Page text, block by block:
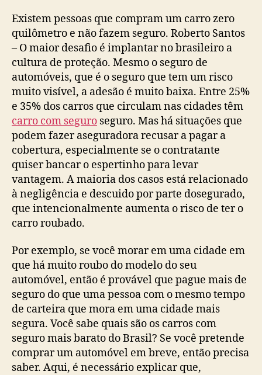
Existem pessoas que compram um carro zero
quilômetro e não fazem seguro. Roberto Santos
– O maior desafio é implantar no brasileiro a
cultura de proteção. Mesmo o seguro de
automóveis, que é o seguro que tem um risco
muito visível, a adesão é muito baixa. Entre 25%
e 35% dos carros que circulam nas cidades têm
carro com seguro seguro. Mas há situações que
podem fazer aseguradora recusar a pagar a
cobertura, especialmente se o contratante
quiser bancar o espertinho para levar
vantagem. A maioria dos casos está relacionado
à negligência e descuido por parte dosegurado,
que intencionalmente aumenta o risco de ter o
carro roubado.
Por exemplo, se você morar em uma cidade em
que há muito roubo do modelo do seu
automóvel, então é provável que pague mais de
seguro do que uma pessoa com o mesmo tempo
de carteira que mora em uma cidade mais
segura. Você sabe quais são os carros com
seguro mais barato do Brasil? Se você pretende
comprar um automóvel em breve, então precisa
saber. Aqui, é necessário explicar que,